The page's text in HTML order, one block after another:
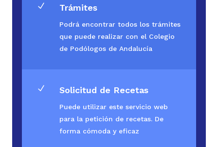
N Trámites
Podrá encontrar todos los trámites
que puede realizar con el Colegio
de Podólogos de Andalucía
N Solicitud de Recetas
Puede utilizar este servicio web
para la petición de recetas. De
forma cómoda y eficaz